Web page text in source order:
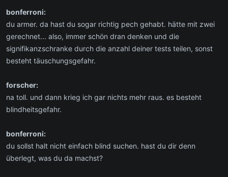
bonferroni:
du armer. da hast du sogar richtig pech gehabt. hätte mit zwei
gerechnet... also, immer schön dran denken und die
signifikanzschranke durch die anzahl deiner tests teilen, sonst
besteht täuschungsgefahr.
forscher:
na toll. und dann krieg ich gar nichts mehr raus. es besteht
blindheitsgefahr.
bonferroni:
du sollst halt nicht einfach blind suchen. hast du dir denn
überlegt, was du da machst?